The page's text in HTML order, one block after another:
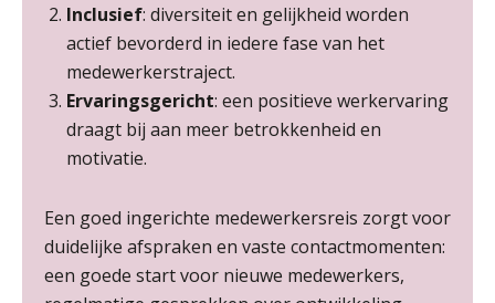
Inclusief: diversiteit en gelijkheid worden
actief bevorderd in iedere fase van het
medewerkerstraject.
Ervaringsgericht: een positieve werkervaring
draagt bij aan meer betrokkenheid en
motivatie.
Een goed ingerichte medewerkersreis zorgt voor
duidelijke afspraken en vaste contactmomenten:
een goede start voor nieuwe medewerkers,
27
AUG
Summercourse Impact en invloed van AI op de salarisverwerking (verdieping)
MOCuitgevers
28
AUG
Online Vakopleiding Payroll Services (VPS)
MOCuitgevers
AUG
Markus Verbeek Praehep
31
Praktijkdiploma Loonadministratie (PDL®)